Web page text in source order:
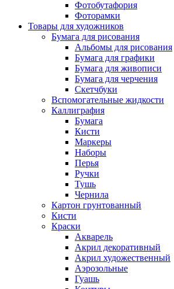
Фотобутафория
Фоторамки
Товары для художников
Бумага для рисования
Альбомы для рисования
Бумага для графики
Бумага для живописи
Бумага для черчения
Скетчбуки
Вспомогательные жидкости
Каллиграфия
Бумага
Кисти
Маркеры
Наборы
Перья
Ручки
Тушь
Чернила
Картон грунтованный
Кисти
Краски
Акварель
Акрил декоративный
Акрил художественный
Аэрозольные
Гуашь